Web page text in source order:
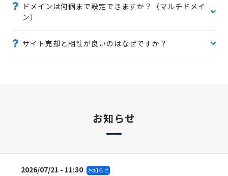
ドメインは何個まで設定できますか？（マルチドメイ
ン）
サイト売却と相性が良いのはなぜですか？
お知らせ
2026/07/21 - 11:30 お知らせ